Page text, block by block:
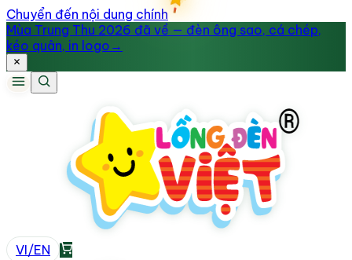
Chuyển đến nội dung chính
Mùa Trung Thu 2026 đã về — đèn ông sao, cá chép,
kéo quân, in logo →
VI/EN